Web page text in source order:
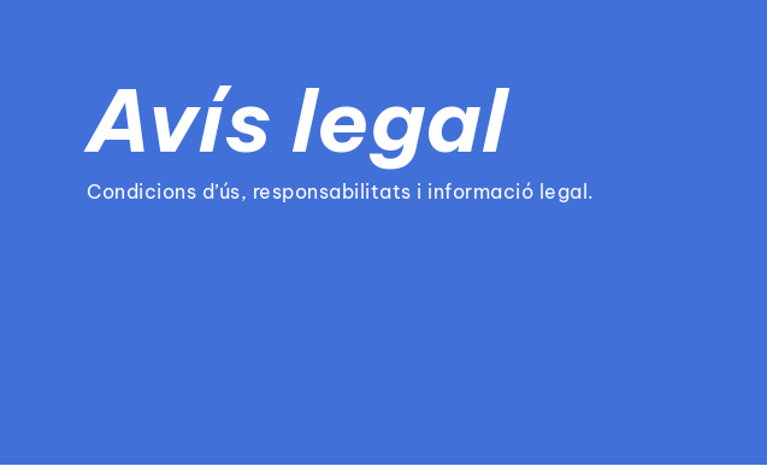
Avís legal
Condicions d’ús, responsabilitats i informació legal.